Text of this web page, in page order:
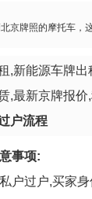
京牌照的摩托车，
,新能源车牌
,最新京牌报
户流程
事项:
户过户,买家